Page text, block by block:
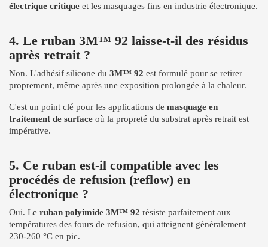
électrique critique et les masquages fins en industrie électronique.
4. Le ruban 3M™ 92 laisse-t-il des résidus
après retrait ?
Non. L'adhésif silicone du 3M™ 92 est formulé pour se retirer
proprement, même après une exposition prolongée à la chaleur.
C'est un point clé pour les applications de masquage en
traitement de surface où la propreté du substrat après retrait est
impérative.
5. Ce ruban est-il compatible avec les
procédés de refusion (reflow) en
électronique ?
Oui. Le ruban polyimide 3M™ 92 résiste parfaitement aux
températures des fours de refusion, qui atteignent généralement
230-260 °C en pic.